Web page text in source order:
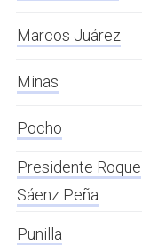
Marcos Juárez
Minas
Pocho
Presidente Roque
Sáenz Peña
Punilla